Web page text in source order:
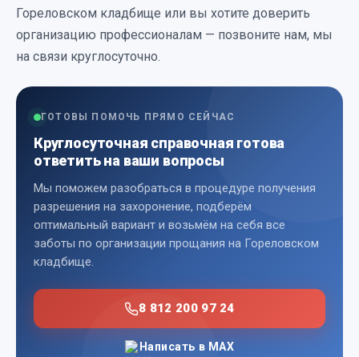
Гореловском кладбище или вы хотите доверить
организацию профессионалам — позвоните нам, мы
на связи круглосуточно.
ГОТОВЫ ПОМОЧЬ ПРЯМО СЕЙЧАС
Круглосуточная справочная готова
ответить на ваши вопросы
Мы поможем разобраться в процедуре получения
разрешения на захоронение, подберём
оптимальный вариант и возьмём на себя все
заботы по организации прощания на Гореловском
кладбище.
8 812 200 97 24
Написать в MAX